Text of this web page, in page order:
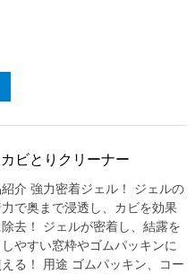
ビとりクリーナー
介 強力密着ジェル！ ジェルの
で奥まで浸透し、カビを効果
去！ ジェルが密着し、結露を
やすい窓枠やゴムパッキンに
える！ 用途 ゴムパッキン、コー